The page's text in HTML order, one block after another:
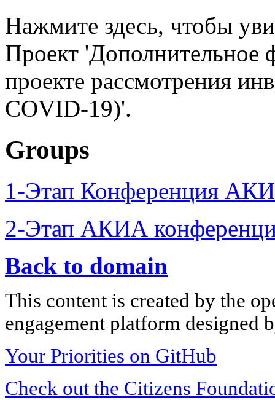
Нажмите здесь, чтобы
Проект 'Дополнительное
проекте рассмотрения
COVID-19)'.
Groups
1-Этап Конференция
2-Этап АКИА
Back to domain
This content is created by the
engagement platform designed
Your Priorities on GitHub
Check out the Citizens